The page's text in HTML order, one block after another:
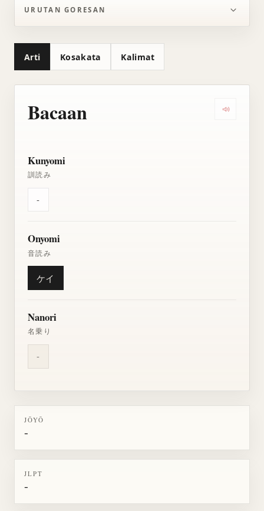
URUTAN GORESAN
Arti Kosakata Kalimat
Bacaan
Kunyomi
訓読み
-
Onyomi
音読み
ケイ
Nanori
名乗り
-
JŌYŌ
-
JLPT
-